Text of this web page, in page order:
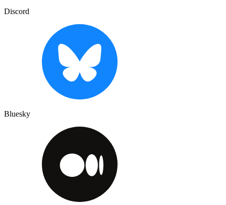
Discord
Bluesky